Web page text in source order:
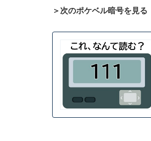
＞次のポケベル暗号を見る